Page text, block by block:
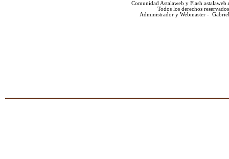
Comunidad Astalaweb y
Todos los derechos reservados
Administrador y Webmaster -